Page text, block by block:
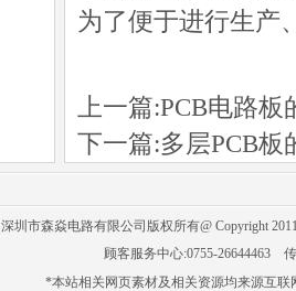
为了便于进行生产
上一篇:PCB电路板
下一篇:多层PCB板
深圳市森焱电路有限公司版权所有@ Copyright
顾客服务中心:0755-26644463
*本站相关网页素材及相关资源均来源互